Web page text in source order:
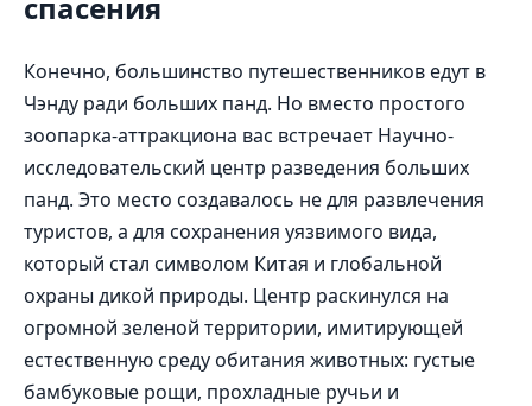
Конечно, большинство путешественников едут в
Чэнду ради больших панд. Но вместо простого
зоопарка-аттракциона вас встречает Научно-
исследовательский центр разведения больших
панд. Это место создавалось не для развлечения
туристов, а для сохранения уязвимого вида,
который стал символом Китая и глобальной
охраны дикой природы. Центр раскинулся на
огромной зеленой территории, имитирующей
естественную среду обитания животных: густые
бамбуковые рощи, прохладные ручьи и